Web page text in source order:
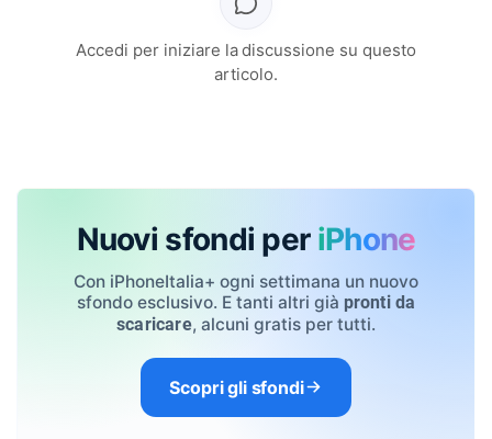
Accedi per iniziare la discussione su questo
articolo.
Nuovi sfondi per iPhone
Con iPhoneItalia+ ogni settimana un nuovo
sfondo esclusivo. E tanti altri già pronti da
scaricare, alcuni gratis per tutti.
Scopri gli sfondi